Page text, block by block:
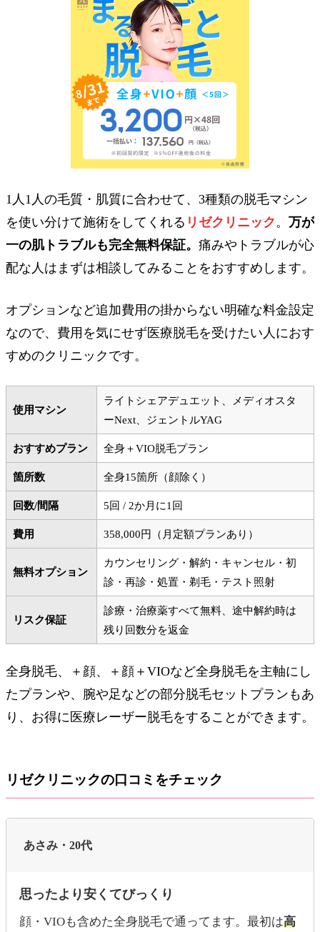
1人1人の毛質・肌質に合わせて、3種類の脱毛マシン
を使い分けて施術をしてくれる リゼクリニック 。 万が
一の肌トラブルも完全無料保証。 痛みやトラブルが心
配な人はまずは相談してみることをおすすめします。
オプションなど追加費用の掛からない明確な料金設定
なので、費用を気にせず医療脱毛を受けたい人におす
すめのクリニックです。
使用マシン
ライトシェアデュエット、メディオスタ
ーNext、ジェントルYAG
おすすめプラン 全身＋VIO脱毛プラン
箇所数 全身15箇所（顔除く）
回数/間隔 5回 / 2か月に1回
費用 358,000円（月定額プランあり）
無料オプション
カウンセリング・解約・キャンセル・初
診・再診・処置・剃毛・テスト照射
リスク保証
診療・治療薬すべて無料、途中解約時は
残り回数分を返金
全身脱毛、＋顔、＋顔＋VIOなど全身脱毛を主軸にし
たプランや、腕や足などの部分脱毛セットプランもあ
り、お得に医療レーザー脱毛をすることができます。
リゼクリニックの口コミをチェック
あさみ・20代
思ったより安くてびっくり
顔・VIOも含めた全身脱毛で通ってます。最初は高